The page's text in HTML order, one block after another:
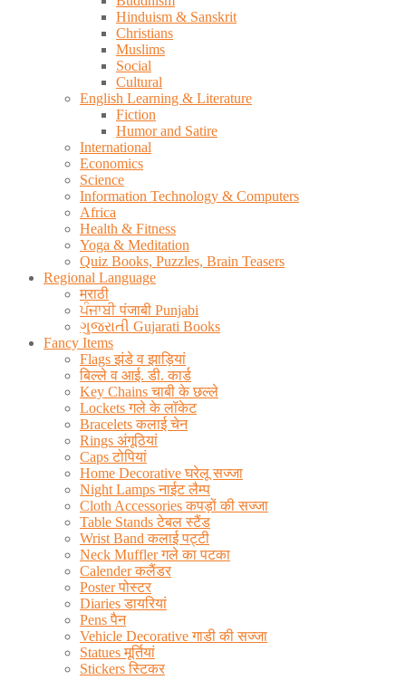
Hinduism & Sanskrit
Christians
Muslims
Social
Cultural
English Learning & Literature
Fiction
Humor and Satire
International
Economics
Science
Information Technology & Computers
Africa
Health & Fitness
Yoga & Meditation
Quiz Books, Puzzles, Brain Teasers
Regional Language
मराठी
ਪੰਜਾਬੀ पंजाबी Punjabi
ગુજરાતી Gujarati Books
Fancy Items
Flags झंडे व झाड़ियां
बिल्ले व आई. डी. कार्ड
Key Chains चाबी के छल्ले
Lockets गले के लॉकेट
Bracelets कलाई चेन
Rings अंगूठियां
Caps टोपियां
Home Decorative घरेलू सज्जा
Night Lamps नाईट लैम्प
Cloth Accessories कपड़ों की सज्जा
Table Stands टेबल स्टैंड
Wrist Band कलाई पट्टी
Neck Muffler गले का पटका
Calender कलैंडर
Poster पोस्टर
Diaries डायरियां
Pens पैन
Vehicle Decorative गाडी की सज्जा
Statues मूर्तियां
Stickers स्टिकर